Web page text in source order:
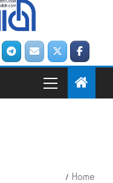
Home